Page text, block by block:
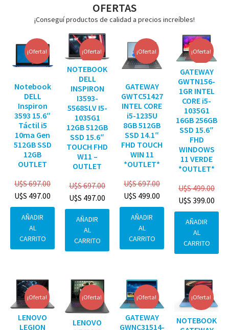
OFERTAS
¡Conseguí productos de calidad a precios increíbles!
¡Oferta!
Notebook
DELL
Inspiron
3593 15.6″
Táctil i5
10ma Gen
512GB SSD
12GB
OUTLET
U$S697.00
U$S 497.00
AÑADIR
AL
CARRITO
¡Oferta!
NOTEBOOK
DELL
INSPIRON
I3593-
5568SLV I5-
1035G1
12GB 512GB
SSD 15.6″
TOUCH FHD
W11 –
OUTLET
U$S697.00
U$S 497.00
AÑADIR
AL
CARRITO
¡Oferta!
GATEWAY
GWTC51427
INTEL CORE
i5-1235U
8GB 512GB
SSD 14.1″
FHD TOUCH
WIN 11
*OUTLET*
U$S697.00
U$S 499.00
AÑADIR
AL
CARRITO
¡Oferta!
GATEWAY
GWTN156-
1GR INTEL
CORE i5-
1035G1
16GB 256GB
SSD 15.6″
FHD
WINDOWS
11 VERDE
*OUTLET*
U$S499.00
U$S 399.00
AÑADIR
AL
CARRITO
¡Oferta!
LENOVO
LEGION
¡Oferta!
LENOVO
¡Oferta!
GATEWAY
GWNC31514-
¡Oferta!
NOTEBOOK